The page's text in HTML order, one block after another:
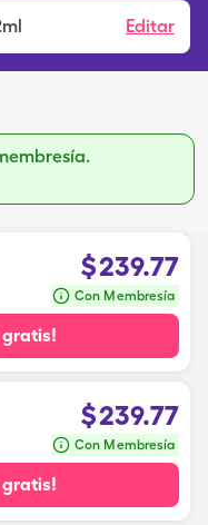
Editar
$239.77
Con Membresía
gratis!
$239.77
Con Membresía
gratis!